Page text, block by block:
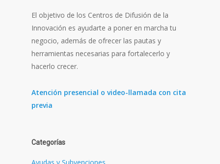
El objetivo de los Centros de Difusión de la
Innovación es ayudarte a poner en marcha tu
negocio, además de ofrecer las pautas y
herramientas necesarias para fortalecerlo y
hacerlo crecer.
Atención presencial o video-llamada con cita
previa
Categorías